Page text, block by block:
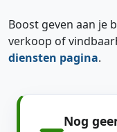
Boost geven aan je
verkoop of
diensten pagina.
Nog